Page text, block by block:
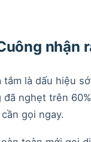
nhận
là dấu hiệu
nghẹt trên
gọi ngay.